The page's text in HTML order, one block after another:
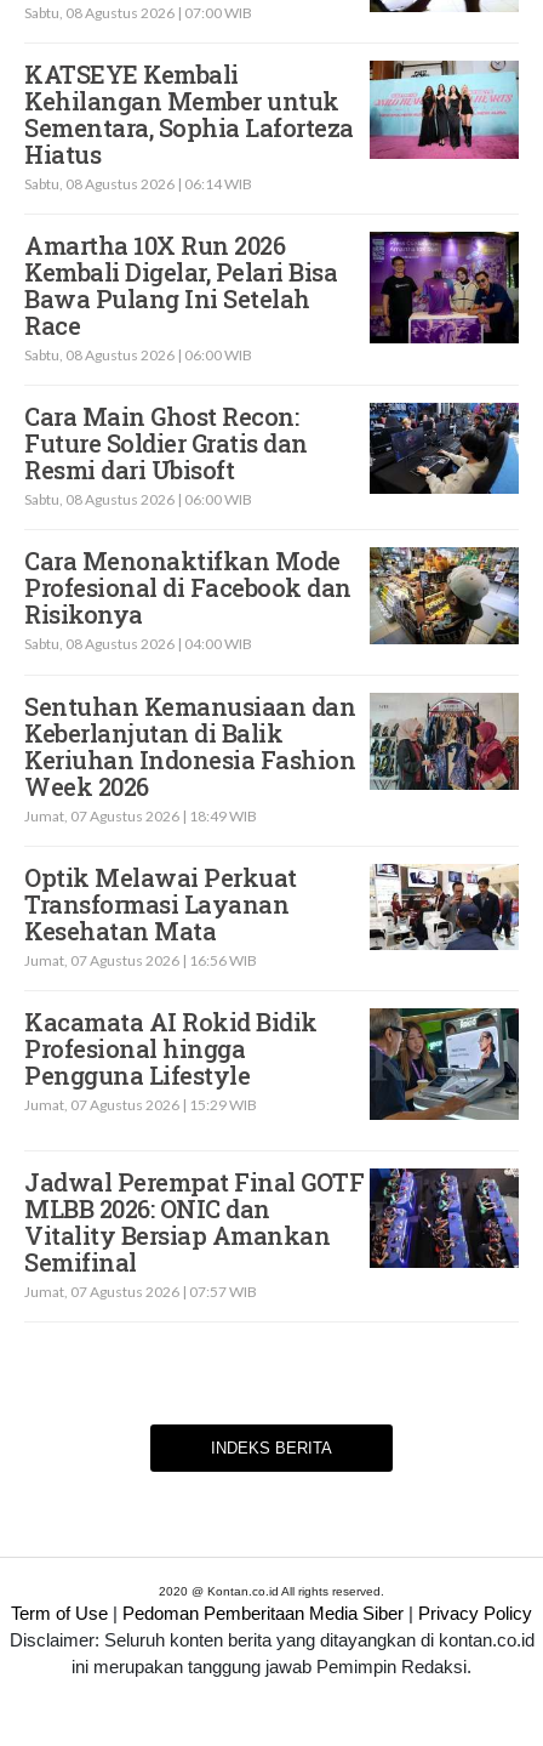
Sabtu, 08 Agustus 2026 | 07:00 WIB
KATSEYE Kembali
Kehilangan Member untuk
Sementara, Sophia Laforteza
Hiatus
Sabtu, 08 Agustus 2026 | 06:14 WIB
Amartha 10X Run 2026
Kembali Digelar, Pelari Bisa
Bawa Pulang Ini Setelah
Race
Sabtu, 08 Agustus 2026 | 06:00 WIB
Cara Main Ghost Recon:
Future Soldier Gratis dan
Resmi dari Ubisoft
Sabtu, 08 Agustus 2026 | 06:00 WIB
Cara Menonaktifkan Mode
Profesional di Facebook dan
Risikonya
Sabtu, 08 Agustus 2026 | 04:00 WIB
Sentuhan Kemanusiaan dan
Keberlanjutan di Balik
Keriuhan Indonesia Fashion
Week 2026
Jumat, 07 Agustus 2026 | 18:49 WIB
Optik Melawai Perkuat
Transformasi Layanan
Kesehatan Mata
Jumat, 07 Agustus 2026 | 16:56 WIB
Kacamata AI Rokid Bidik
Profesional hingga
Pengguna Lifestyle
Jumat, 07 Agustus 2026 | 15:29 WIB
Jadwal Perempat Final GOTF
MLBB 2026: ONIC dan
Vitality Bersiap Amankan
Semifinal
Jumat, 07 Agustus 2026 | 07:57 WIB
INDEKS BERITA
2020 @ Kontan.co.id All rights reserved.
Term of Use | Pedoman Pemberitaan Media Siber | Privacy Policy
Disclaimer: Seluruh konten berita yang ditayangkan di kontan.co.id
ini merupakan tanggung jawab Pemimpin Redaksi.